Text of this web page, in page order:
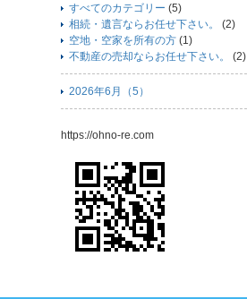
すべてのカテゴリー (5)
相続・遺言ならお任せ下さい。
(2)
空地・空家を所有の方 (1)
不動産の売却ならお任せ下さい。
(2)
2026年6月（5）
https://ohno-re.com